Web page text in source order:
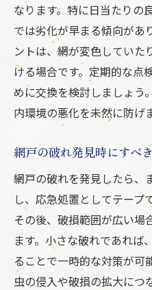
なります。特に日当たりの
では劣化が早まる傾向があ
ントは、網が変色していた
ける場合です。定期的な点
めに交換を検討しましょう
内環境の悪化を未然に防げ
網戸の破れ発見時にすべ
網戸の破れを発見したら、
し、応急処置としてテープ
その後、破損範囲が広い場
ます。小さな破れであれば
ることで一時的な対策が可
虫の侵入や破損の拡大につ